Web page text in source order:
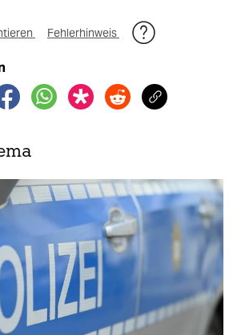
Fehlerhinweis